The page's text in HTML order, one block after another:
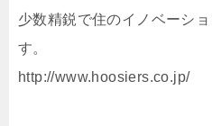
少数精鋭で住のイノベーシ
す。
http://www.hoosiers.co.jp/